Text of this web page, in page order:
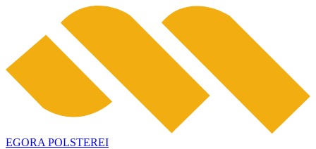
EGORA POLSTEREI